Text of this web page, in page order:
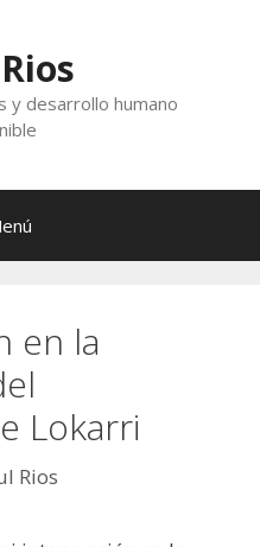
y desarrollo humano
en la
Lokarri
Rios